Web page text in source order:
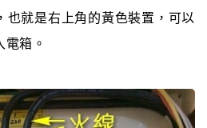
也就是右上角的黃色裝置，可以
箱。